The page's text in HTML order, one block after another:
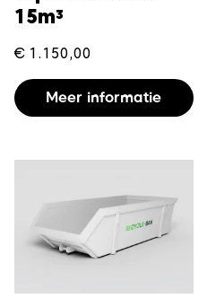
15m³
€ 1.150,00
Meer informatie